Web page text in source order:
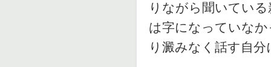
りながら聞いてい
は字になっていな
り澱みなく話す自